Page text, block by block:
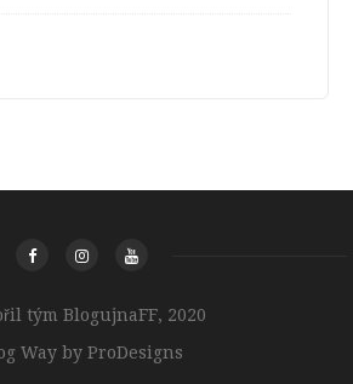
tým BlogujnaFF, 2020
Way by ProDesigns